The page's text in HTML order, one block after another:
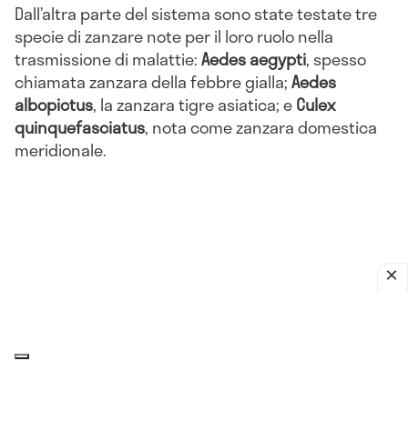
Dall’altra parte del sistema sono state testate tre
specie di zanzare note per il loro ruolo nella
trasmissione di malattie:Aedes aegypti, spesso
chiamata zanzara della febbre gialla;Aedes
albopictus, la zanzara tigre asiatica; eCulex
quinquefasciatus, nota come zanzara domestica
meridionale.